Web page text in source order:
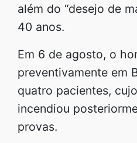
além do “desejo de
40 anos.
Em 6 de agosto, o
preventivamente em
quatro pacientes,
incendiou
provas.